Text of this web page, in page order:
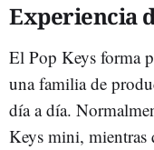
Experiencia
El Pop Keys forma
una familia de
día a día.
Keys mini, mientras